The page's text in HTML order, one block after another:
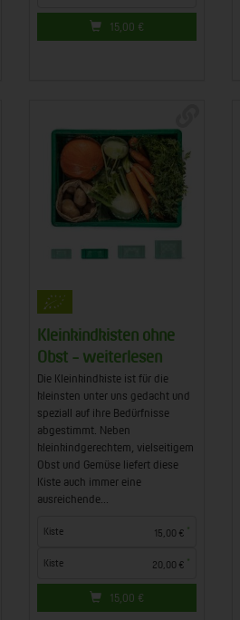
15,00 €
Kleinkindkisten ohne
Obst - weiterlesen
Die Kleinkindkiste ist für die
kleinsten unter uns gedacht und
speziall auf ihre Bedürfnisse
abgestimmt. Neben
kleinkindgerechtem, vielseitigem
Obst und Gemüse liefert diese
Kiste auch immer eine
ausreichende...
Kiste 15,00 € *
Kiste 20,00 € *
15,00 €